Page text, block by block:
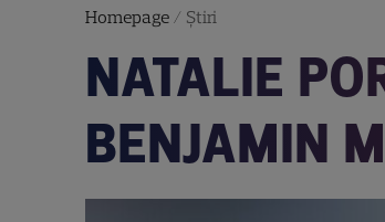
Homepage/ Știri
NATALIE
BENJAMIN